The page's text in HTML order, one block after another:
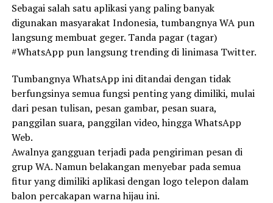
Sebagai salah satu aplikasi yang paling banyak
digunakan masyarakat Indonesia, tumbangnya WA pun
langsung membuat geger. Tanda pagar (tagar)
#WhatsApp pun langsung trending di linimasa Twitter.
Tumbangnya WhatsApp ini ditandai dengan tidak
berfungsinya semua fungsi penting yang dimiliki, mulai
dari pesan tulisan, pesan gambar, pesan suara,
panggilan suara, panggilan video, hingga WhatsApp
Web.
Awalnya gangguan terjadi pada pengiriman pesan di
grup WA. Namun belakangan menyebar pada semua
fitur yang dimiliki aplikasi dengan logo telepon dalam
balon percakapan warna hijau ini.